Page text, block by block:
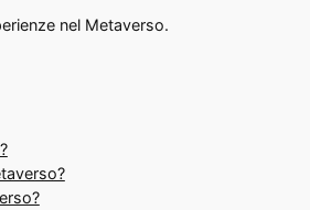
nel Metaverso.